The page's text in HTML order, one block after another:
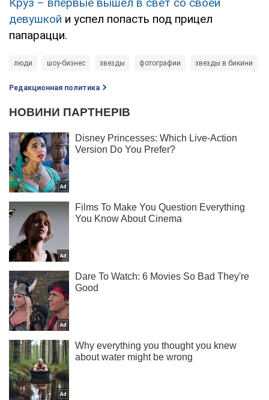
девушкой и успел попасть под прицел
папарацци.
люди шоу-бизнес звезды фотографии звезды в бикини
Редакционная политика